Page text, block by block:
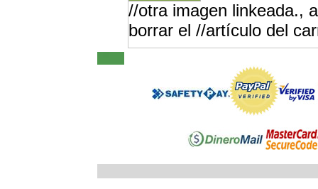
//otra imagen linkeada.,
borrar el //artículo del